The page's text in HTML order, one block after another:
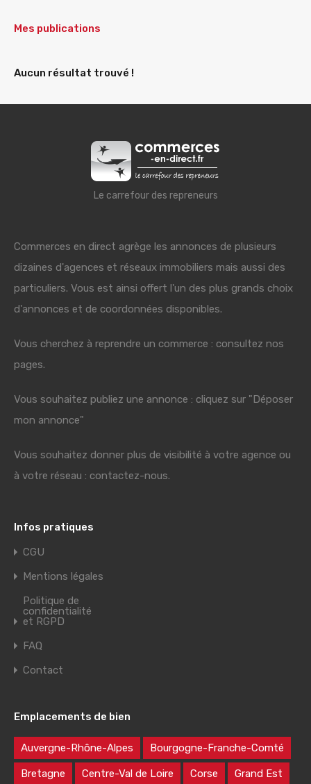
Mes publications
Aucun résultat trouvé !
Le carrefour des repreneurs
Commerces en direct agrège les annonces de plusieurs
dizaines d'agences et réseaux immobiliers mais aussi des
particuliers. Vous est ainsi offert l'un des plus grands choix
d'annonces et de coordonnées disponibles.
Vous cherchez à reprendre un commerce : consultez nos
pages.
Vous souhaitez publiez une annonce : cliquez sur "Déposer
mon annonce"
Vous souhaitez donner plus de visibilité à votre agence ou
à votre réseau : contactez-nous.
Infos pratiques
CGU
Mentions légales
Politique de
confidentialité
et RGPD
FAQ
Contact
Emplacements de bien
Auvergne-Rhône-Alpes Bourgogne-Franche-Comté
Bretagne Centre-Val de Loire Corse Grand Est